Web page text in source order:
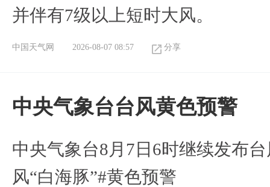
并伴有7级以上短时大风。
中国天气网 2026-08-07 08:57 分享
​中央气象台台风黄色预警
中央气象台8月7日6时继续发布
风“白海豚”#黄色预警